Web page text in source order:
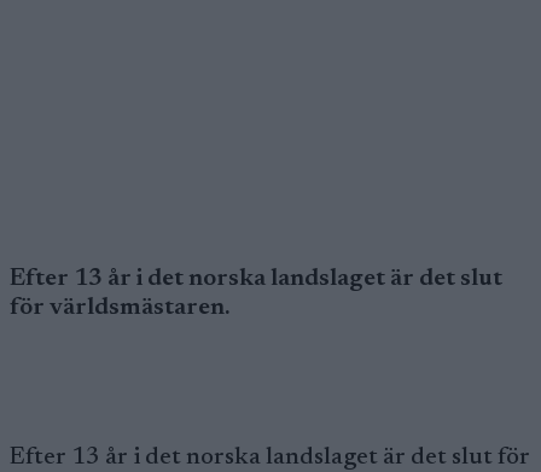
Efter 13 år i det norska landslaget är det slut
för världsmästaren.
Efter 13 år i det norska landslaget är det slut för